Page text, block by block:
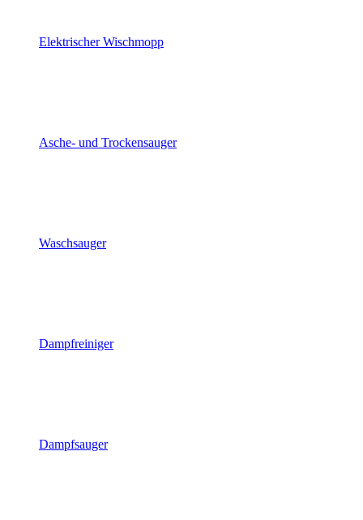
Elektrischer Wischmopp
Asche- und Trockensauger
Waschsauger
Dampfreiniger
Dampfsauger